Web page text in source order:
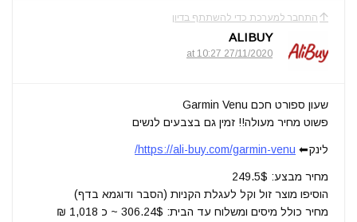
התחבר למערכת כדי להשתתף בדיון
ALIBUY
27/11/2020 at 10:27
שעון ספורט חכם Garmin Venu
פשוט מחיר מעולה!! זמין גם בצבעים לנשים
לינק⬅ https://ali-buy.com/garmin-venu/
מחיר מבצע: 249.5$
הוסיפו מוצר זול וקל לעגלת הקניות (הסבר ודוגמא בדף)
מחיר כולל מיסים ומשלוח עד הבית: 306.24$ ~ כ 1,018 ₪